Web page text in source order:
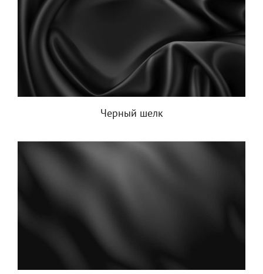
Черный шелк